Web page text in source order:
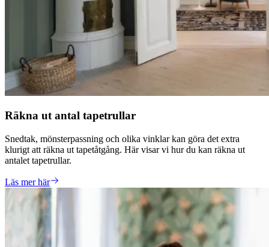
Räkna ut antal tapetrullar
Snedtak, mönsterpassning och olika vinklar kan göra det extra
klurigt att räkna ut tapetåtgång. Här visar vi hur du kan räkna ut
antalet tapetrullar.
Läs mer här